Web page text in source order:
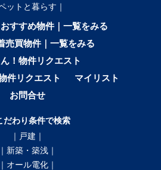
ットと暮らす｜
すすめ物件｜一覧をみる
売買物件｜一覧をみる
！物件リクエスト
件リクエスト
マイリスト
お問合せ
だわり条件で検索
｜戸建｜
｜新築・築浅｜
｜オール電化｜